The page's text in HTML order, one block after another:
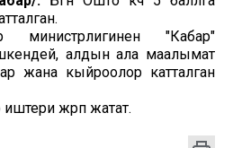
министрлигинен "Кабар"
алдын ала маалымат
жана кыйроолор катталган
жүрүп жатат.